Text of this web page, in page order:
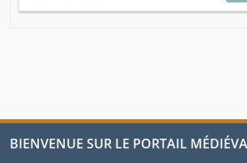
BIENVENUE SUR LE PORTAIL